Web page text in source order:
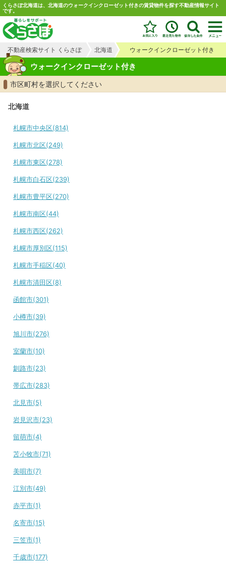
くらさぽ北海道は、北海道のウォークインクローゼット付きの賃貸物件を探す不動産情報サイト
です。
不動産検索サイト くらさぽ 北海道 ウォークインクローゼット付き
ウォークインクローゼット付き
市区町村を選択してください
北海道
札幌市中央区(814)
札幌市北区(249)
札幌市東区(278)
札幌市白石区(239)
札幌市豊平区(270)
札幌市南区(44)
札幌市西区(262)
札幌市厚別区(115)
札幌市手稲区(40)
札幌市清田区(8)
函館市(301)
小樽市(39)
旭川市(276)
室蘭市(10)
釧路市(23)
帯広市(283)
北見市(5)
岩見沢市(23)
留萌市(4)
苫小牧市(71)
美唄市(7)
江別市(49)
赤平市(1)
名寄市(15)
三笠市(1)
千歳市(177)